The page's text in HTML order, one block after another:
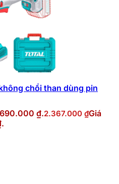
chổi than dùng pin
₫.2.367.000 ₫Giá